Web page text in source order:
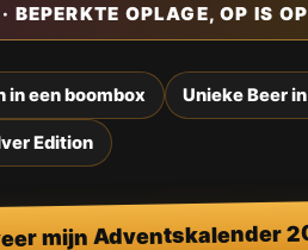
BEPERKTE OPLAGE, OP IS OP
in een boombox Unieke Beer
Edition
mijn Adventskalender